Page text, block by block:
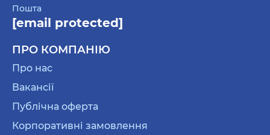
Пошта
[email protected]
ПРО КОМПАНІЮ
Про нас
Вакансії
Публічна оферта
Корпоративні замовлення